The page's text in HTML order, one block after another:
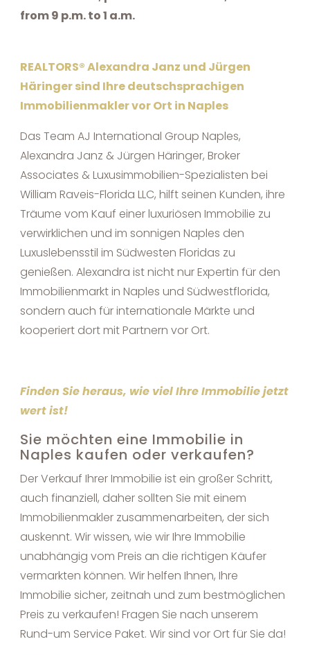
from 9 p.m. to 1 a.m.
REALTORS® Alexandra Janz und Jürgen
Häringer sind Ihre deutschsprachigen
Immobilienmakler vor Ort in Naples
Das Team AJ International Group Naples,
Alexandra Janz & Jürgen Häringer, Broker
Associates & Luxusimmobilien-Spezialisten bei
William Raveis-Florida LLC, hilft seinen Kunden, ihre
Träume vom Kauf einer luxuriösen Immobilie zu
verwirklichen und im sonnigen Naples den
Luxuslebensstil im Südwesten Floridas zu
genießen. Alexandra ist nicht nur Expertin für den
Immobilienmarkt in Naples und Südwestflorida,
sondern auch für internationale Märkte und
kooperiert dort mit Partnern vor Ort.
Finden Sie heraus, wie viel Ihre Immobilie jetzt
wert ist!
Sie möchten eine Immobilie in
Naples kaufen oder verkaufen?
Der Verkauf Ihrer Immobilie ist ein großer Schritt,
auch finanziell, daher sollten Sie mit einem
Immobilienmakler zusammenarbeiten, der sich
auskennt. Wir wissen, wie wir Ihre Immobilie
unabhängig vom Preis an die richtigen Käufer
vermarkten können. Wir helfen Ihnen, Ihre
Immobilie sicher, zeitnah und zum bestmöglichen
Preis zu verkaufen! Fragen Sie nach unserem
Rund-um Service Paket. Wir sind vor Ort für Sie da!